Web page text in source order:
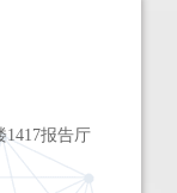
报告厅